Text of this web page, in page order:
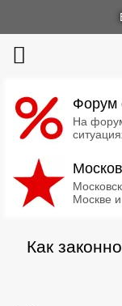
Форум
На
Москве
Как